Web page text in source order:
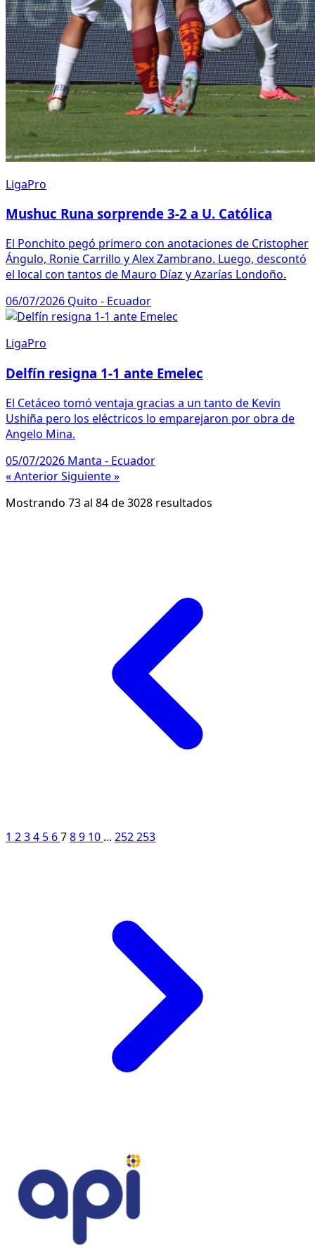
LigaPro
Mushuc Runa sorprende 3-2 a U. Católica
El Ponchito pegó primero con anotaciones de Cristopher
Ángulo, Ronie Carrillo y Alex Zambrano. Luego, descontó
el local con tantos de Mauro Díaz y Azarías Londoño.
06/07/2026 Quito - Ecuador
LigaPro
Delfín resigna 1-1 ante Emelec
El Cetáceo tomó ventaja gracias a un tanto de Kevin
Ushiña pero los eléctricos lo emparejaron por obra de
Angelo Mina.
05/07/2026 Manta - Ecuador
« AnteriorSiguiente »
Mostrando 73al 84de3028 resultados
1 234 5 6789 10 ... 252253